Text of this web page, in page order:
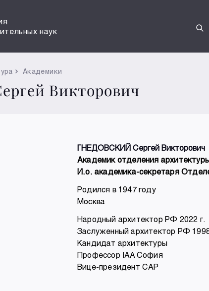
наук
Академики
Викторович
ГНЕДОВСКИЙ Сергей Викторович
Академик отделения
И.о. академика-секретаря
Родился в 1947 году
Москва
Народный архитектор РФ 2022 г.
Заслуженный архитектор РФ
Кандидат архитектуры
Профессор IAA София
Вице-президент САР